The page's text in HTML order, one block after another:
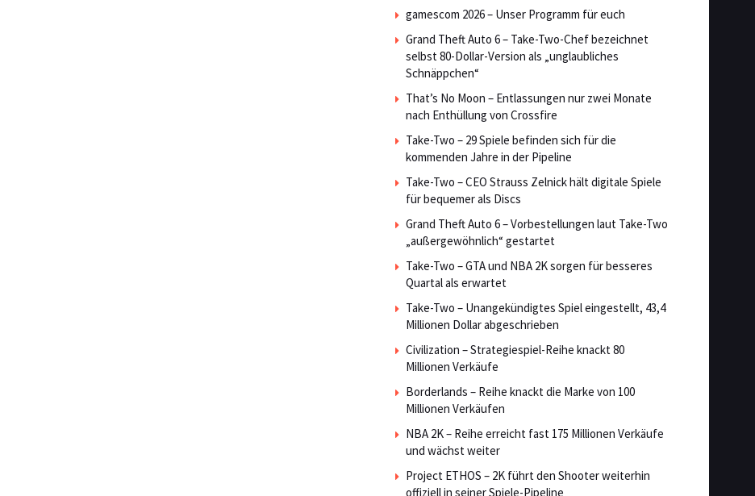
gamescom 2026 – Unser Programm für euch
Grand Theft Auto 6 – Take-Two-Chef bezeichnet
selbst 80-Dollar-Version als „unglaubliches
Schnäppchen“
That’s No Moon – Entlassungen nur zwei Monate
nach Enthüllung von Crossfire
Take-Two – 29 Spiele befinden sich für die
kommenden Jahre in der Pipeline
Take-Two – CEO Strauss Zelnick hält digitale Spiele
für bequemer als Discs
Grand Theft Auto 6 – Vorbestellungen laut Take-Two
„außergewöhnlich“ gestartet
Take-Two – GTA und NBA 2K sorgen für besseres
Quartal als erwartet
Take-Two – Unangekündigtes Spiel eingestellt, 43,4
Millionen Dollar abgeschrieben
Civilization – Strategiespiel-Reihe knackt 80
Millionen Verkäufe
Borderlands – Reihe knackt die Marke von 100
Millionen Verkäufen
NBA 2K – Reihe erreicht fast 175 Millionen Verkäufe
und wächst weiter
Project ETHOS – 2K führt den Shooter weiterhin
offiziell in seiner Spiele-Pipeline